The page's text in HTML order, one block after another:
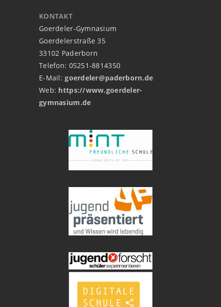
KONTAKT
Goerdeler-Gymnasium
Goerdelerstraße 35
33102 Paderborn
Telefon: 05251-8814350
E-Mail:goerdeler@paderborn.de
Web: https://www.goerdeler-
gymnasium.de